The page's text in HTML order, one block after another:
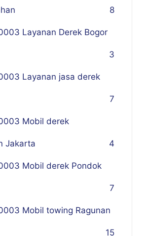
8
Layanan Derek Bogor
3
Layanan jasa derek
7
Mobil derek
Jakarta 4
Mobil derek Pondok
7
Mobil towing Ragunan
5
1